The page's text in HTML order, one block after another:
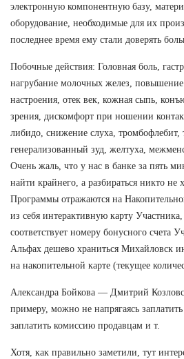
электронную компонентную базу,
оборудование, необходимые для их
последнее время ему стали доверять
Побочные действия: Головная боль,
нагрубание молочных желез,
настроения, отек век, кожная сыпь,
зрения, дискомфорт при ношении
либидо, снижение слуха, тромбофлебит,
генерализованный зуд, желтуха,
Очень жаль, что у нас в банке за пять
найти крайнего, а разбираться никто не
Программы отражаются на
из себя интерактивную карту
соответствует номеру бонусного счета
Альфах дешево храниться Михайловск
на накопительной карте (текущее
Александра Бойкова — Дмитрий
примеру, можно не напрягаясь заплатить
заплатить комиссию продавцам и т.
Хотя, как правильно заметили, тут